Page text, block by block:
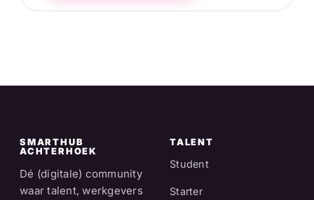
SMARTHUB
ACHTERHOEK
Dé (digitale) community
waar talent, werkgevers
TALENT
Student
Starter